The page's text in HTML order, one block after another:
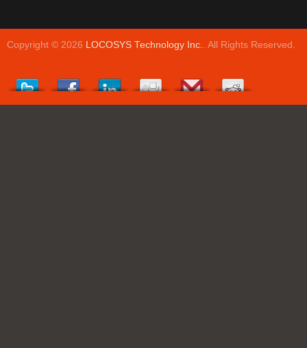
Copyright © 2026 LOCOSYS Technology Inc. . All Rights Reserved.